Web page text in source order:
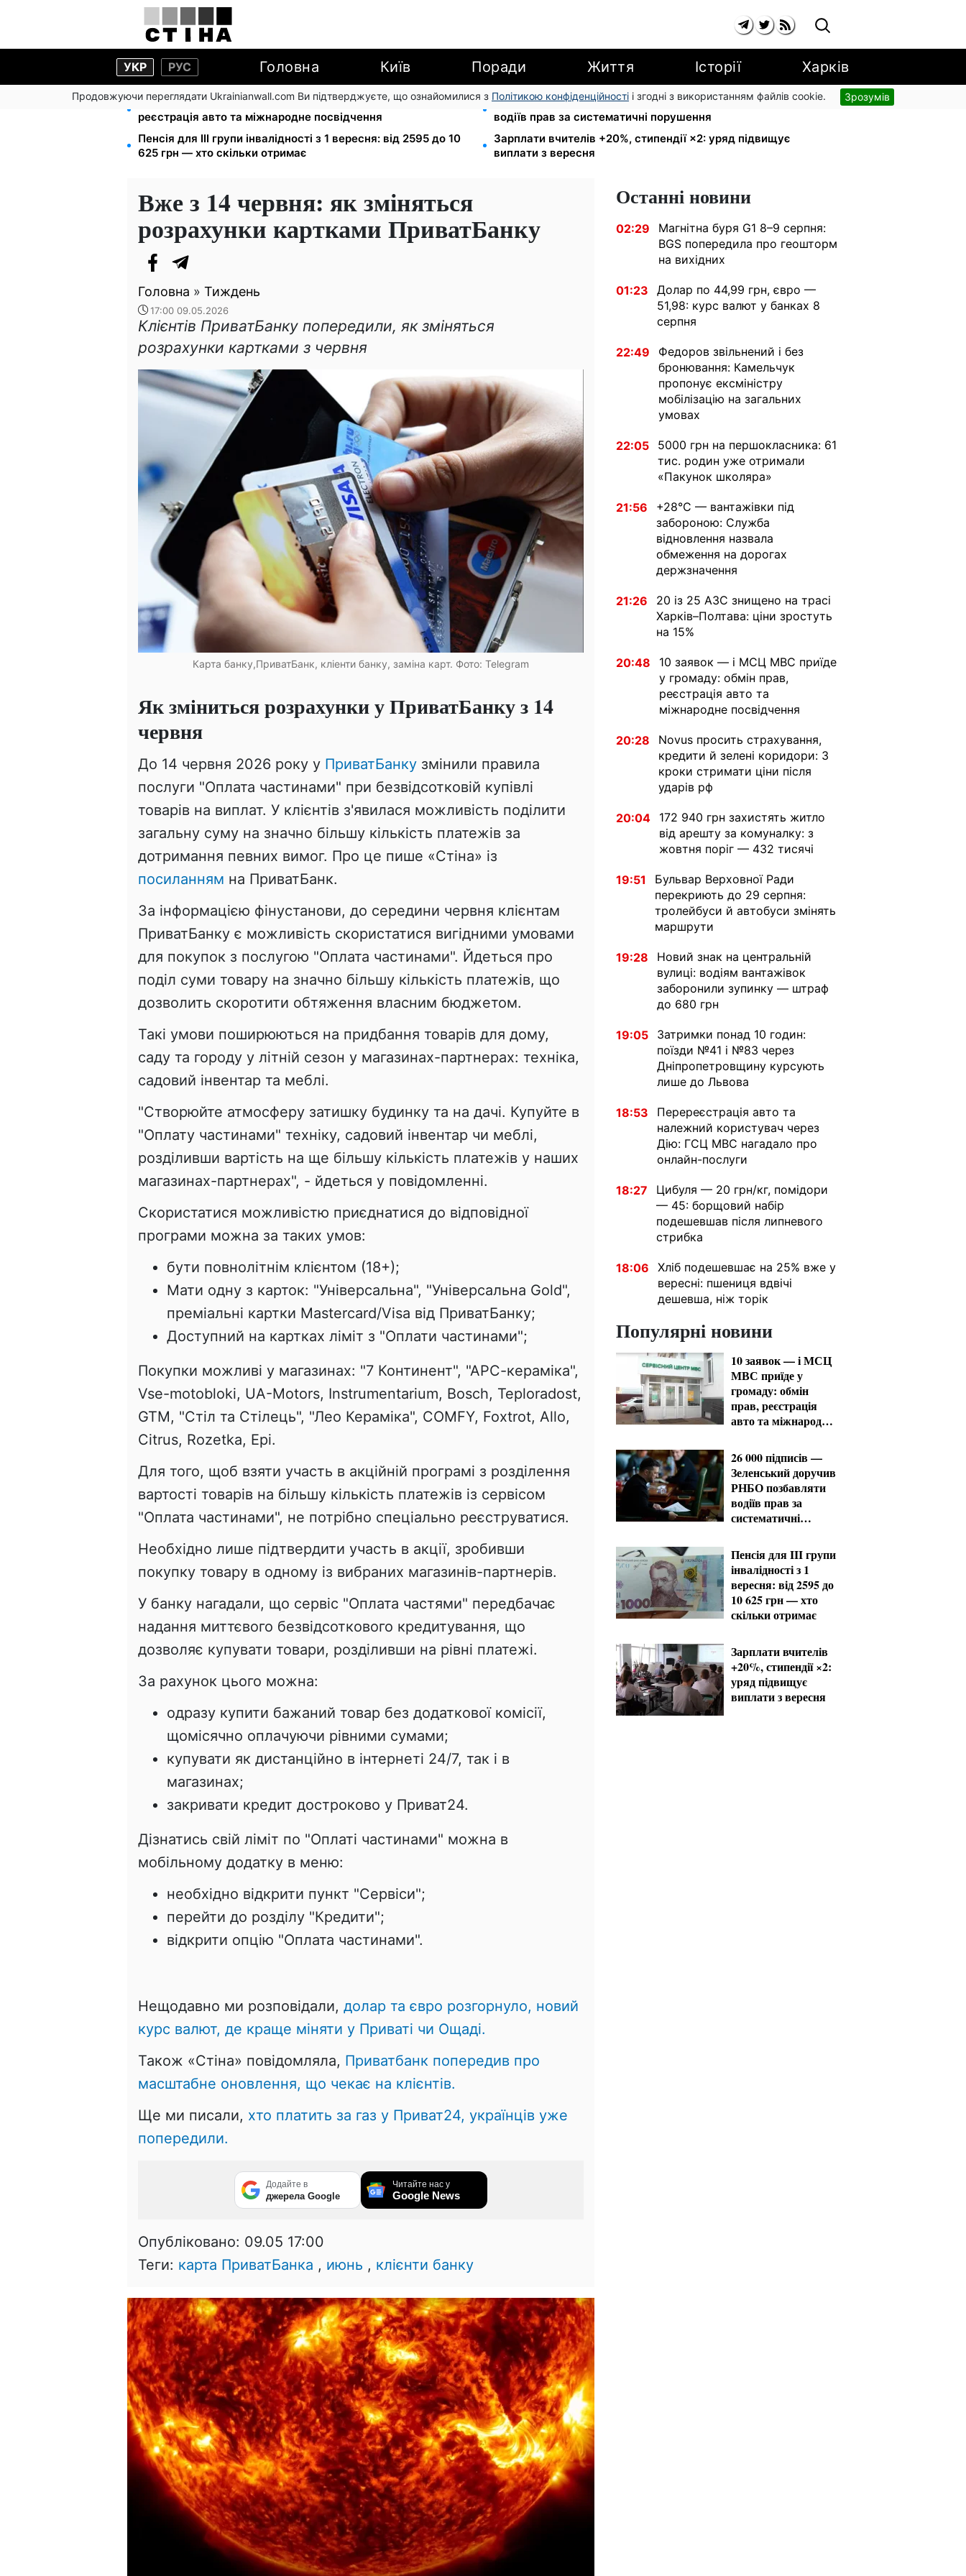
УКР РУС Головна Київ Поради Життя Історії Харків
Продовжуючи переглядати Ukrainianwall.com Ви підтверджуєте, що ознайомилися з Політикою конфіденційності і згодні з використанням файлів cookie. Зрозумів
10 заявок — і МСЦ МВС приїде у громаду: обмін прав,
реєстрація авто та міжнародне посвідчення
26 000 підписів — Зеленський доручив РНБО позбавляти
водіїв прав за систематичні порушення
Пенсія для III групи інвалідності з 1 вересня: від 2595 до 10
625 грн — хто скільки отримає
Зарплати вчителів +20%, стипендії ×2: уряд підвищує
виплати з вересня
Вже з 14 червня: як зміняться
розрахунки картками ПриватБанку
Головна » Тиждень
17:00 09.05.2026
Клієнтів ПриватБанку попередили, як зміняться
розрахунки картками з червня
Карта банку,ПриватБанк, кліенти банку, заміна карт. Фото: Telegram
Як зміниться розрахунки у ПриватБанку з 14
червня
До 14 червня 2026 року у ПриватБанку змінили правила
послуги "Оплата частинами" при безвідсотковій купівлі
товарів на виплат. У клієнтів з'явилася можливість поділити
загальну суму на значно більшу кількість платежів за
дотримання певних вимог. Про це пише «Стіна» із
посиланням на ПриватБанк.
За інформацією фінустанови, до середини червня клієнтам
ПриватБанку є можливість скористатися вигідними умовами
для покупок з послугою "Оплата частинами". Йдеться про
поділ суми товару на значно більшу кількість платежів, що
дозволить скоротити обтяження власним бюджетом.
Такі умови поширюються на придбання товарів для дому,
саду та городу у літній сезон у магазинах-партнерах: техніка,
садовий інвентар та меблі.
"Створюйте атмосферу затишку будинку та на дачі. Купуйте в
"Оплату частинами" техніку, садовий інвентар чи меблі,
розділивши вартість на ще більшу кількість платежів у наших
магазинах-партнерах", - йдеться у повідомленні.
Скористатися можливістю приєднатися до відповідної
програми можна за таких умов:
бути повнолітнім клієнтом (18+);
Мати одну з карток: "Універсальна", "Універсальна Gold",
преміальні картки Mastercard/Visa від ПриватБанку;
Доступний на картках ліміт з "Оплати частинами";
Покупки можливі у магазинах: "7 Континент", "АРС-кераміка",
Vse-motobloki, UA-Motors, Instrumentarium, Bosch, Teploradost,
GTM, "Стіл та Стілець", "Лео Кераміка", COMFY, Foxtrot, Allo,
Citrus, Rozetka, Epi.
Для того, щоб взяти участь в акційній програмі з розділення
вартості товарів на більшу кількість платежів із сервісом
"Оплата частинами", не потрібно спеціально реєструватися.
Необхідно лише підтвердити участь в акції, зробивши
покупку товару в одному із вибраних магазинів-партнерів.
У банку нагадали, що сервіс "Оплата частями" передбачає
надання миттєвого безвідсоткового кредитування, що
дозволяє купувати товари, розділивши на рівні платежі.
За рахунок цього можна:
одразу купити бажаний товар без додаткової комісії,
щомісячно оплачуючи рівними сумами;
купувати як дистанційно в інтернеті 24/7, так і в
магазинах;
закривати кредит достроково у Приват24.
Дізнатись свій ліміт по "Оплаті частинами" можна в
мобільному додатку в меню:
необхідно відкрити пункт "Сервіси";
перейти до розділу "Кредити";
відкрити опцію "Оплата частинами".
Нещодавно ми розповідали, долар та євро розгорнуло, новий
курс валют, де краще міняти у Приваті чи Ощаді.
Також «Стіна» повідомляла, Приватбанк попередив про
масштабне оновлення, що чекає на клієнтів.
Ще ми писали, хто платить за газ у Приват24, українців уже
попередили.
Додайте в
джерела Google
Читайте нас у
Google News
Опубліковано: 09.05 17:00
Теги: карта ПриватБанка , июнь , клієнти банку
Останні новини
02:29
Магнітна буря G1 8–9 серпня:
BGS попередила про геошторм
на вихідних
01:23
Долар по 44,99 грн, євро —
51,98: курс валют у банках 8
серпня
22:49
Федоров звільнений і без
бронювання: Камельчук
пропонує ексміністру
мобілізацію на загальних
умовах
22:05
5000 грн на першокласника: 61
тис. родин уже отримали
«Пакунок школяра»
21:56
+28°C — вантажівки під
забороною: Служба
відновлення назвала
обмеження на дорогах
держзначення
21:26
20 із 25 АЗС знищено на трасі
Харків–Полтава: ціни зростуть
на 15%
20:48
10 заявок — і МСЦ МВС приїде
у громаду: обмін прав,
реєстрація авто та
міжнародне посвідчення
20:28
Novus просить страхування,
кредити й зелені коридори: 3
кроки стримати ціни після
ударів рф
20:04
172 940 грн захистять житло
від арешту за комуналку: з
жовтня поріг — 432 тисячі
19:51
Бульвар Верховної Ради
перекриють до 29 серпня:
тролейбуси й автобуси змінять
маршрути
19:28
Новий знак на центральній
вулиці: водіям вантажівок
заборонили зупинку — штраф
до 680 грн
19:05
Затримки понад 10 годин:
поїзди №41 і №83 через
Дніпропетровщину курсують
лише до Львова
18:53
Перереєстрація авто та
належний користувач через
Дію: ГСЦ МВС нагадало про
онлайн-послуги
18:27
Цибуля — 20 грн/кг, помідори
— 45: борщовий набір
подешевшав після липневого
стрибка
18:06
Хліб подешевшає на 25% вже у
вересні: пшениця вдвічі
дешевша, ніж торік
Популярні новини
10 заявок — і МСЦ
МВС приїде у
громаду: обмін
прав, реєстрація
авто та міжнародне
26 000 підписів —
Зеленський доручив
РНБО позбавляти
водіїв прав за
систематичні
Пенсія для III групи
інвалідності з 1
вересня: від 2595 до
10 625 грн — хто
скільки отримає
Зарплати вчителів
+20%, стипендії ×2:
уряд підвищує
виплати з вересня